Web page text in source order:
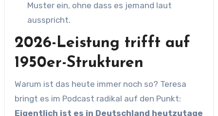
Muster ein, ohne dass es jemand laut
ausspricht.
2026-Leistung trifft auf
1950er-Strukturen
Warum ist das heute immer noch so? Teresa
bringt es im Podcast radikal auf den Punkt:
Eigentlich ist es in Deutschland heutzutage